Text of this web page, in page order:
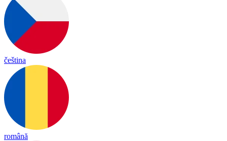
čeština
română